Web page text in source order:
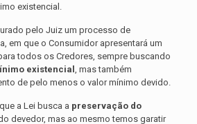
existencial.
pelo Juiz um processo de
em que o Consumidor apresentará um
todos os Credores, sempre buscando
existencial, mas também
de pelo menos o valor mínimo devido.
a Lei busca a preservação do
devedor, mas ao mesmo temos garatir